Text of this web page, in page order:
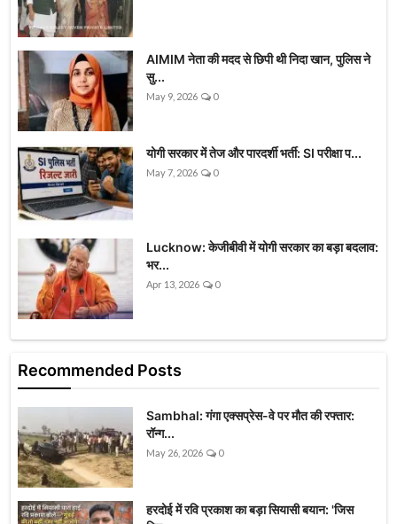
AIMIM नेता की मदद से छिपी थी निदा खान, पुलिस ने
सु...
May 9, 2026 0
योगी सरकार में तेज और पारदर्शी भर्ती: SI परीक्षा प...
May 7, 2026 0
Lucknow: केजीबीवी में योगी सरकार का बड़ा बदलाव:
भर...
Apr 13, 2026 0
Recommended Posts
Sambhal: गंगा एक्सप्रेस-वे पर मौत की रफ्तार:
रॉन्ग...
May 26, 2026 0
हरदोई में रवि प्रकाश का बड़ा सियासी बयान: 'जिस